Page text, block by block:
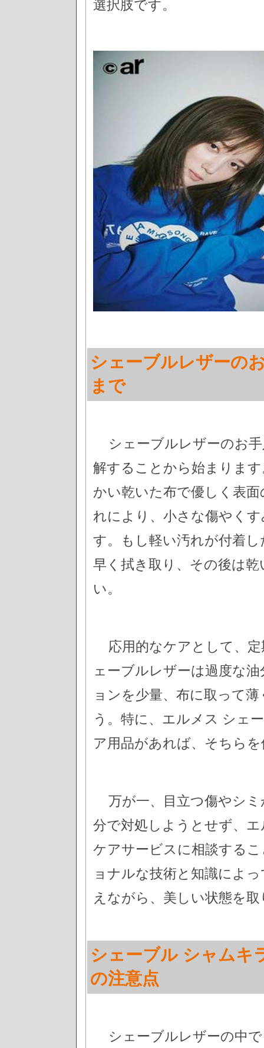
選択肢です。
シェーブルレザーの
まで
シェーブルレザーのお
解することから始まりま
かい乾いた布で優しく表
れにより、小さな傷やく
す。もし軽い汚れが付着
早く拭き取り、その後は
い。
応用的なケアとして、
ェーブルレザーは過度な
ョンを少量、布に取って
う。特に、エルメス シェ
ア用品があれば、そちら
万が一、目立つ傷やシ
分で対処しようとせず、
ケアサービスに相談する
ョナルな技術と知識によ
えながら、美しい状態を
シェーブル シャムキ
の注意点
シェーブルレザーの中